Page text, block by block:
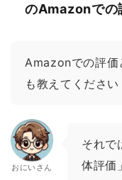
のAmazonでの
Amazonでの評価
も教えてください
おにいさん
それで
体評価